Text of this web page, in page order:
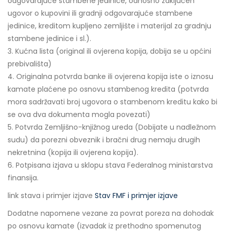
ugovor o kupovini ili gradnji odgovarajuće stambene
jedinice, kreditom kupljeno zemljište i materijal za gradnju
stambene jedinice i sl.).
3. Kućna lista (original ili ovjerena kopija, dobija se u općini
prebivališta)
4. Originalna potvrda banke ili ovjerena kopija iste o iznosu
kamate plaćene po osnovu stambenog kredita (potvrda
mora sadržavati broj ugovora o stambenom kreditu kako bi
se ova dva dokumenta mogla povezati)
5. Potvrda Zemljišno-knjižnog ureda (Dobijate u nadležnom
sudu) da porezni obveznik i bračni drug nemaju drugih
nekretnina (kopija ili ovjerena kopija).
6. Potpisana izjava u sklopu stava Federalnog ministarstva
finansija.
link stava i primjer izjave Stav FMF i primjer izjave
Dodatne napomene vezane za povrat poreza na dohodak
po osnovu kamate (izvadak iz prethodno spomenutog